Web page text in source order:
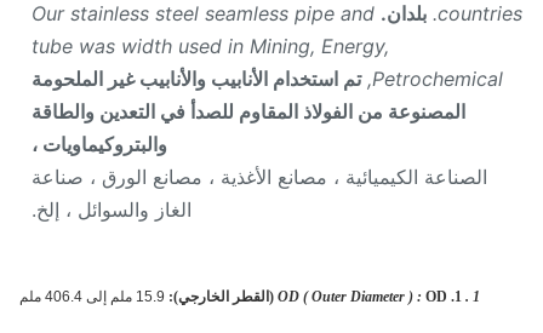
بلدان. Our stainless steel seamless pipe and
tube was width used in Mining, Energy,
Petrochemical, تم استخدام الأنابيب والأنابيب غير الملحومة
المصنوعة من الفولاذ المقاوم للصدأ في التعدين والطاقة
والبتروكيماويات ،
الصناعة الكيميائية ، مصانع الأغذية ، مصانع الورق ، صناعة
الغاز والسوائل ، إلخ.
OD ( Outer Diameter ) : OD (القطر الخارجي): 15.9 ملم إلى 406.4 ملم